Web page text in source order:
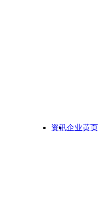
企业黄页
资讯
业提供一个信息免费展示交流互